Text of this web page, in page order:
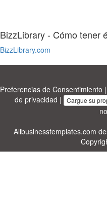
BizzLibrary - Cómo tener
BizzLibrary.com
Preferencias de Consentimiento |
de privacidad | Cargue su
Allbusinesstemplates.com